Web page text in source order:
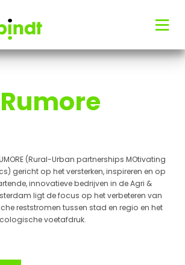
Rumore
(Rural-Urban partnerships MOtivating
gericht op het versterken, inspireren en op
innovatieve bedrijven in de Agri &
ligt de focus op het verbeteren van
reststromen tussen stad en regio en het
voetafdruk.